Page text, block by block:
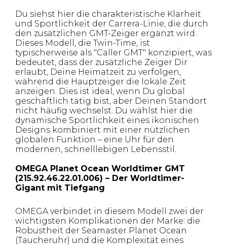
Du siehst hier die charakteristische Klarheit
und Sportlichkeit der Carrera-Linie, die durch
den zusätzlichen GMT-Zeiger ergänzt wird.
Dieses Modell, die Twin-Time, ist
typischerweise als "Caller GMT" konzipiert, was
bedeutet, dass der zusätzliche Zeiger Dir
erlaubt, Deine Heimatzeit zu verfolgen,
während die Hauptzeiger die lokale Zeit
anzeigen. Dies ist ideal, wenn Du global
geschäftlich tätig bist, aber Deinen Standort
nicht häufig wechselst. Du wählst hier die
dynamische Sportlichkeit eines ikonischen
Designs kombiniert mit einer nützlichen
globalen Funktion – eine Uhr für den
modernen, schnelllebigen Lebensstil.
OMEGA Planet Ocean Worldtimer GMT
(215.92.46.22.01.006) – Der Worldtimer-
Gigant mit Tiefgang
OMEGA verbindet in diesem Modell zwei der
wichtigsten Komplikationen der Marke: die
Robustheit der Seamaster Planet Ocean
(Taucheruhr) und die Komplexität eines